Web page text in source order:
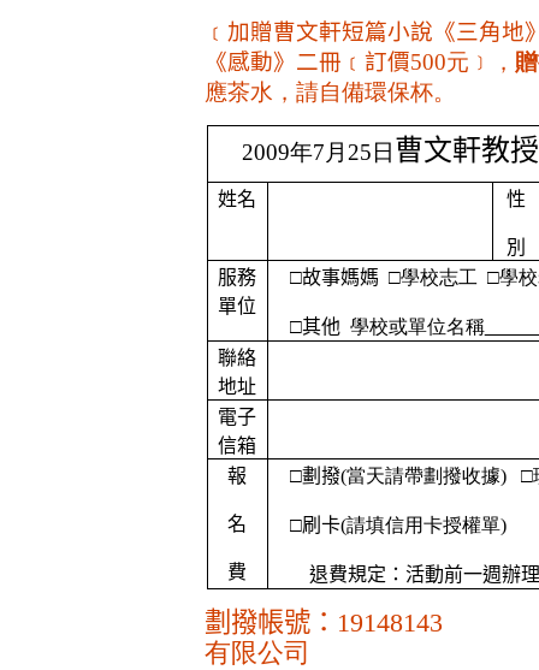
﹝加贈曹文軒短篇小說《三角
《感動》二冊﹝訂價500元﹞，
應茶水，請自備環保杯。
2009年7月25日 曹文軒教授
姓名 性
別
服務
單位
□故事媽媽 □學校志工 □學
□其他 學校或單位名稱
聯絡
地址
電子
信箱
報
名
費
□劃撥(當天請帶劃撥收據) □
□刷卡(請填信用卡授權單)
退費規定：活動前一週辦理
劃撥帳號： 19148143 戶
有限公司